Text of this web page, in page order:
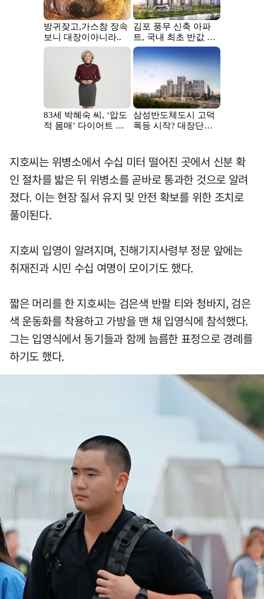
지호씨는 위병소에서 수십 미터 떨어진 곳에서 신분 확
인 절차를 밟은 뒤 위병소를 곧바로 통과한 것으로 알려
졌다. 이는 현장 질서 유지 및 안전 확보를 위한 조치로
풀이된다.
지호씨 입영이 알려지며, 진해기지사령부 정문 앞에는
취재진과 시민 수십 여명이 모이기도 했다.
짧은 머리를 한 지호씨는 검은색 반팔 티와 청바지, 검은
색 운동화를 착용하고 가방을 맨 채 입영식에 참석했다.
그는 입영식에서 동기들과 함께 늠름한 표정으로 경례를
하기도 했다.